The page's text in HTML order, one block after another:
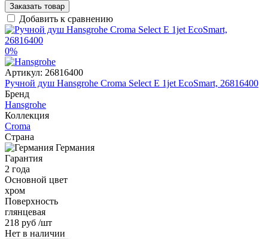
Заказать товар
Добавить к сравнению
0%
Артикул: 26816400
Ручной душ Hansgrohe Croma Select E 1jet EcoSmart, 26816400
Бренд
Hansgrohe
Коллекция
Croma
Страна
Германия
Гарантия
2 года
Основной цвет
хром
Поверхность
глянцевая
218 руб /шт
Нет в наличии